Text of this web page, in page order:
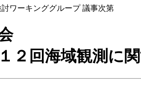
ワーキンググループ 議事次第
２回海域観測に